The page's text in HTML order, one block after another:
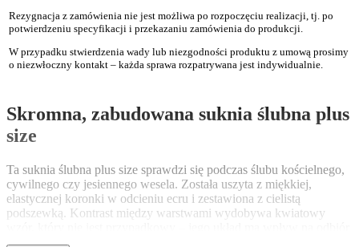
Rezygnacja z zamówienia nie jest możliwa po rozpoczęciu realizacji, tj. po
potwierdzeniu specyfikacji i przekazaniu zamówienia do produkcji.
W przypadku stwierdzenia wady lub niezgodności produktu z umową prosimy
o niezwłoczny kontakt – każda sprawa rozpatrywana jest indywidualnie.
Skromna, zabudowana suknia ślubna plus
size
Ta suknia ślubna plus size sprawdzi się podczas ślubu kościelnego,
cywilnego czy jesiennego wesela. Została uszyta z miękkiej,
elastycznej koronki w odcieniu ecru i zestawiona z cielistą
podszewką. Kontrast między warstwami wydobywa kwiatowy
sylwetki.